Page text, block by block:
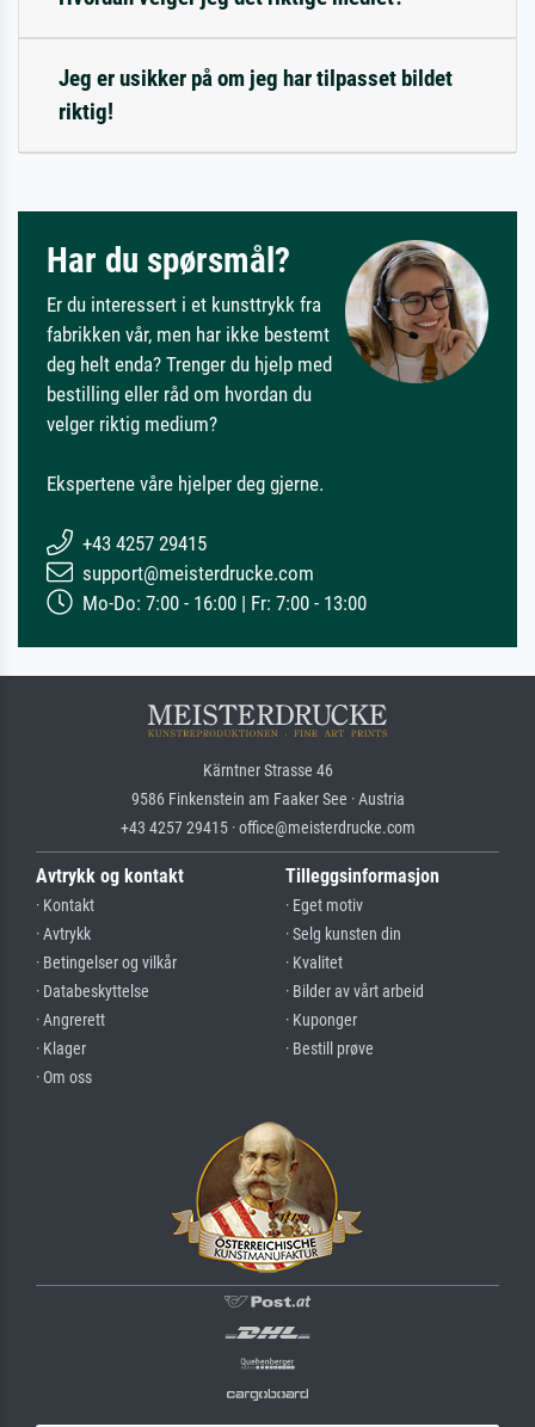
Jeg er usikker på om jeg har tilpasset bildet
riktig!
Har du spørsmål?
Er du interessert i et kunsttrykk fra
fabrikken vår, men har ikke bestemt
deg helt enda? Trenger du hjelp med
bestilling eller råd om hvordan du
velger riktig medium?
Ekspertene våre hjelper deg gjerne.
+43 4257 29415
support@meisterdrucke.com
Mo-Do: 7:00 - 16:00 | Fr: 7:00 - 13:00
Kärntner Strasse 46
9586 Finkenstein am Faaker See · Austria
+43 4257 29415 · office@meisterdrucke.com
Avtrykk og kontakt
· Kontakt
· Avtrykk
· Betingelser og vilkår
· Databeskyttelse
· Angrerett
· Klager
· Om oss
Tilleggsinformasjon
· Eget motiv
· Selg kunsten din
· Kvalitet
· Bilder av vårt arbeid
· Kuponger
· Bestill prøve